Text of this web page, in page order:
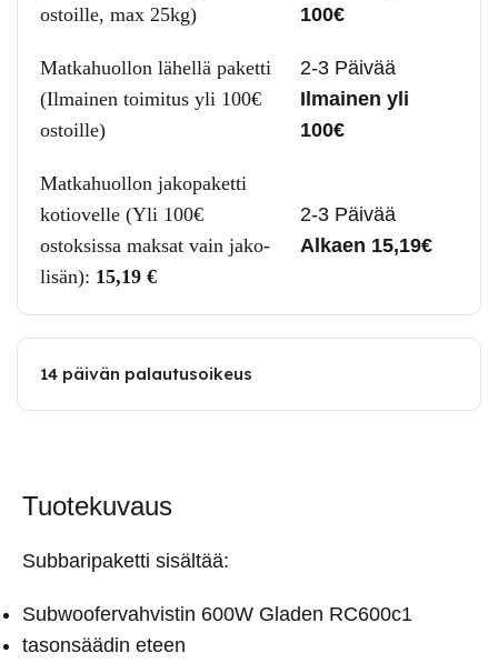
ostoille, max 25kg)
100€
Matkahuollon lähellä paketti
(Ilmainen toimitus yli 100€
ostoille)
2-3 Päivää
Ilmainen yli
100€
Matkahuollon jakopaketti
kotiovelle (Yli 100€
ostoksissa maksat vain jako-
lisän): 15,19 €
2-3 Päivää
Alkaen 15,19€
14 päivän palautusoikeus
Tuotekuvaus
Subbaripaketti sisältää:
Subwoofervahvistin 600W Gladen RC600c1
tasonsäädin eteen